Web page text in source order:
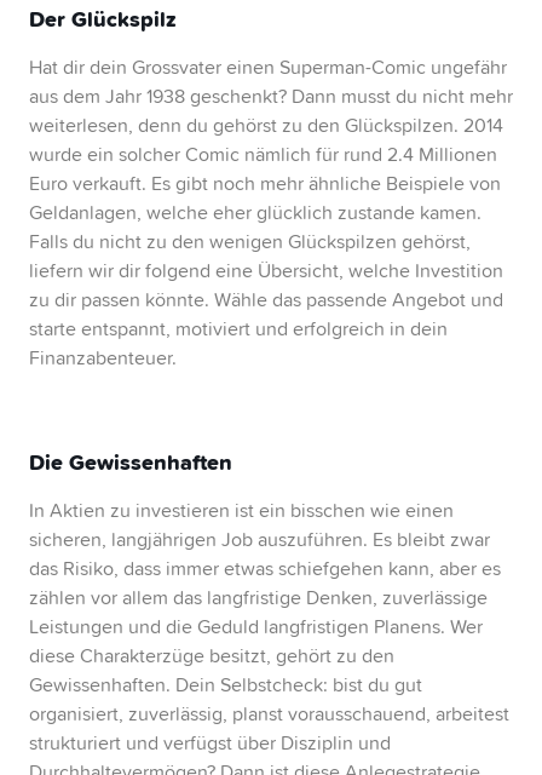
Der Glückspilz
Hat dir dein Grossvater einen Superman-Comic ungefähr
aus dem Jahr 1938 geschenkt? Dann musst du nicht mehr
weiterlesen, denn du gehörst zu den Glückspilzen. 2014
wurde ein solcher Comic nämlich für rund 2.4 Millionen
Euro verkauft. Es gibt noch mehr ähnliche Beispiele von
Geldanlagen, welche eher glücklich zustande kamen.
Falls du nicht zu den wenigen Glückspilzen gehörst,
liefern wir dir folgend eine Übersicht, welche Investition
zu dir passen könnte. Wähle das passende Angebot und
starte entspannt, motiviert und erfolgreich in dein
Finanzabenteuer.
Die Gewissenhaften
In Aktien zu investieren ist ein bisschen wie einen
sicheren, langjährigen Job auszuführen. Es bleibt zwar
das Risiko, dass immer etwas schiefgehen kann, aber es
zählen vor allem das langfristige Denken, zuverlässige
Leistungen und die Geduld langfristigen Planens. Wer
diese Charakterzüge besitzt, gehört zu den
Gewissenhaften. Dein Selbstcheck: bist du gut
organisiert, zuverlässig, planst vorausschauend, arbeitest
strukturiert und verfügst über Disziplin und